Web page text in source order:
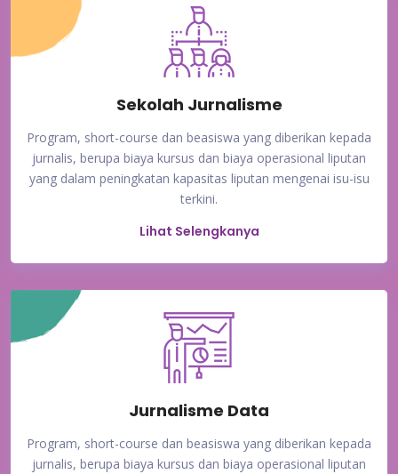
Sekolah Jurnalisme
Program, short-course dan beasiswa yang diberikan kepada
jurnalis, berupa biaya kursus dan biaya operasional liputan
yang dalam peningkatan kapasitas liputan mengenai isu-isu
terkini.
Lihat Selengkanya
Jurnalisme Data
Program, short-course dan beasiswa yang diberikan kepada
jurnalis, berupa biaya kursus dan biaya operasional liputan